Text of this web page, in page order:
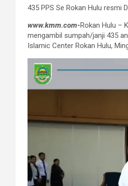
435 PPS Se Rokan Hulu resmi
www.kmm.com-Rokan Hulu –
mengambil sumpah/janji 435
Islamic Center Rokan Hulu,